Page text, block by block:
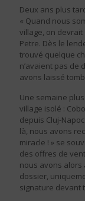
Deux ans plus
« Quand nous
village, on devrait
Petre. Dès le
trouvé quelque
n’avaient pas de
avons laissé
Une semaine
village isolé :
depuis Cluj-
là, nous avons
miracle ! » se
des offres de
nous avons alors
dossier,
signature devant